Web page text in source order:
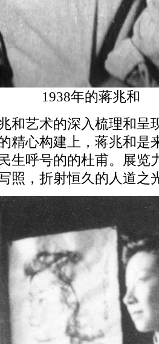
1938年的蒋兆和
艺术的深入梳理和呈
精心构建上，蒋兆和是
生呼号的的杜甫。展览
照，折射恒久的人道之